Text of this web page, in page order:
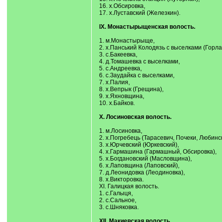
16. х.Обсировка,
17. х.Луставский (Железкин).
IX. Монастырыщенская волость.
1. м.Монастырыще,
2. х.Панський Колодязь с выселками
3. с.Бакеевка,
4. д.Томашевка с выселками,
5. с.Андреевка,
6. с.Заудайка с выселками,
7. х.Палия,
8. х.Вепрык (Грещина),
9. х.Яхновщина,
10. х.Байков.
X. Лосиновская волость.
1. м.Лосиновка,
2. х.Погребець (Тарасевич, Почеки,
3. х.Юрчевский (Юркевский),
4. х.Гармашина (Гармашный, Обсировка),
5. х.Богдановский (Масловщина),
6. х.Лаповщина (Лаповский),
7. д.Леонидовка (Леодиновка),
8. х.Викторовка.
XI. Галицкая волость.
1. с.Галыця,
2. с.Сальное,
3. с.Шняковка.